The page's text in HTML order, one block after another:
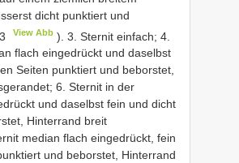
dicht punktiert und
View Abb ). 3. Sternit einfach; 4.
flach eingedrückt und daselbst
Seiten punktiert und beborstet,
6. Sternit in der
und daselbst fein und dicht
Hinterrand breit
median flach eingedrückt, fein
und beborstet, Hinterrand